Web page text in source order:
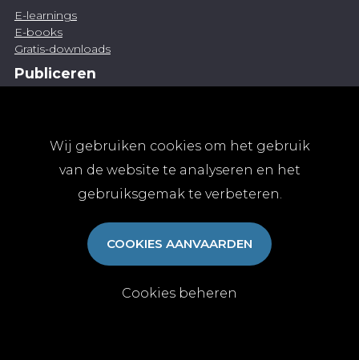
Wij gebruiken cookies om het gebruik
van de website te analyseren en het
gebruiksgemak te verbeteren.
COOKIES AANVAARDEN
Cookies beheren
E-learnings
E-books
Gratis-downloads
Publiceren
Abonnementen
Algemene abonnementsvoorwaarden